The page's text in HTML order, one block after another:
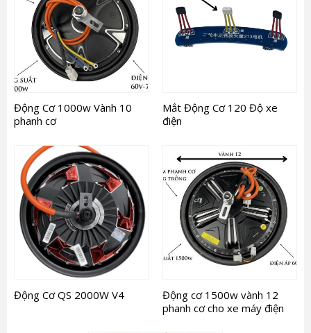
Động Cơ 1000w Vành 10
phanh cơ
Mắt Động Cơ 120 Độ xe
điện
Động Cơ QS 2000W V4
Động cơ 1500w vành 12
phanh cơ cho xe máy điện